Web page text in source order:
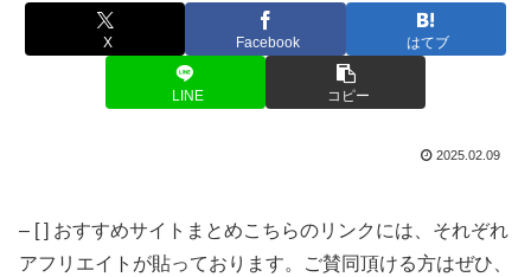
X Facebook はてブ
LINE コピー
2025.02.09
– [ ] おすすめサイトまとめこちらのリンクには、それぞれ
アフリエイトが貼っております。ご賛同頂ける方はぜひ、